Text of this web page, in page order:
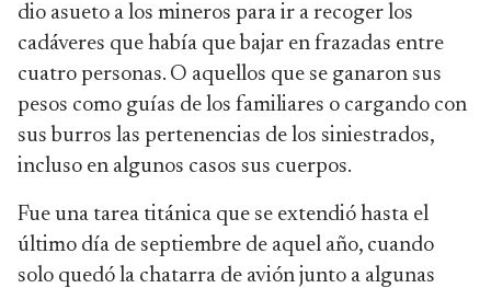
dio asueto a los mineros para ir a recoger los
cadáveres que había que bajar en frazadas entre
cuatro personas. O aquellos que se ganaron sus
pesos como guías de los familiares o cargando con
sus burros las pertenencias de los siniestrados,
incluso en algunos casos sus cuerpos.
Fue una tarea titánica que se extendió hasta el
último día de septiembre de aquel año, cuando
solo quedó la chatarra de avión junto a algunas